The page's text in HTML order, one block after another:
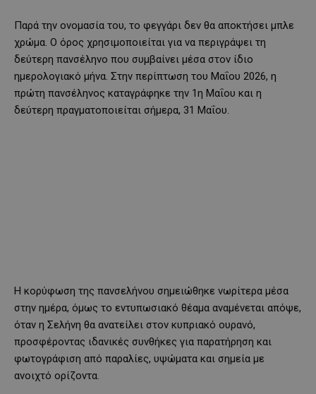
Παρά την ονομασία του, το φεγγάρι δεν θα αποκτήσει μπλε
χρώμα. Ο όρος χρησιμοποιείται για να περιγράψει τη
δεύτερη πανσέληνο που συμβαίνει μέσα στον ίδιο
ημερολογιακό μήνα. Στην περίπτωση του Μαΐου 2026, η
πρώτη πανσέληνος καταγράφηκε την 1η Μαΐου και η
δεύτερη πραγματοποιείται σήμερα, 31 Μαΐου.
Η κορύφωση της πανσελήνου σημειώθηκε νωρίτερα μέσα
στην ημέρα, όμως το εντυπωσιακό θέαμα αναμένεται απόψε,
όταν η Σελήνη θα ανατείλει στον κυπριακό ουρανό,
προσφέροντας ιδανικές συνθήκες για παρατήρηση και
φωτογράφιση από παραλίες, υψώματα και σημεία με
ανοιχτό ορίζοντα.